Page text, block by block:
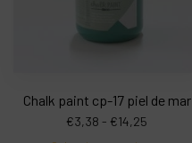
Chalk paint cp-17 piel de mar
€3,38 - €14,25